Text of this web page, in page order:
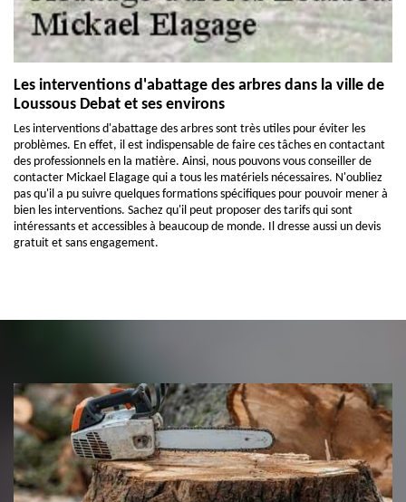
Les interventions d'abattage des arbres dans la ville de
Loussous Debat et ses environs
Les interventions d'abattage des arbres sont très utiles pour éviter les
problèmes. En effet, il est indispensable de faire ces tâches en contactant
des professionnels en la matière. Ainsi, nous pouvons vous conseiller de
contacter Mickael Elagage qui a tous les matériels nécessaires. N'oubliez
pas qu'il a pu suivre quelques formations spécifiques pour pouvoir mener à
bien les interventions. Sachez qu'il peut proposer des tarifs qui sont
intéressants et accessibles à beaucoup de monde. Il dresse aussi un devis
gratuit et sans engagement.